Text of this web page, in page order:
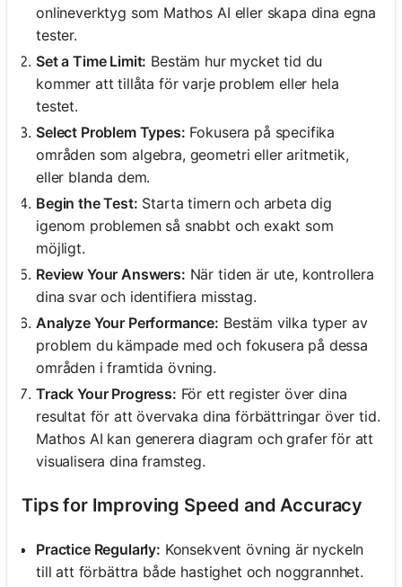
onlineverktyg som Mathos AI eller skapa dina egna
tester.
Set a Time Limit: Bestäm hur mycket tid du
kommer att tillåta för varje problem eller hela
testet.
Select Problem Types: Fokusera på specifika
områden som algebra, geometri eller aritmetik,
eller blanda dem.
Begin the Test: Starta timern och arbeta dig
igenom problemen så snabbt och exakt som
möjligt.
Review Your Answers: När tiden är ute, kontrollera
dina svar och identifiera misstag.
Analyze Your Performance: Bestäm vilka typer av
problem du kämpade med och fokusera på dessa
områden i framtida övning.
Track Your Progress: För ett register över dina
resultat för att övervaka dina förbättringar över tid.
Mathos AI kan generera diagram och grafer för att
visualisera dina framsteg.
Tips for Improving Speed and Accuracy
Practice Regularly: Konsekvent övning är nyckeln
till att förbättra både hastighet och noggrannhet.